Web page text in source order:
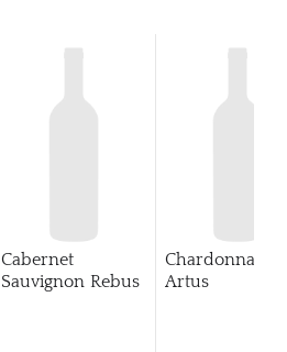
Cabernet
Sauvignon Rebus
Chardonnay
Artus